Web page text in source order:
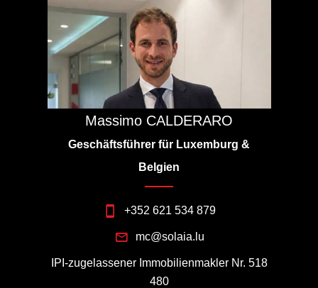
Massimo CALDERARO
Geschäftsführer für Luxemburg &
Belgien
+352 621 534 879
mc@solaia.lu
IPI-zugelassener Immobilienmakler Nr. 518
480